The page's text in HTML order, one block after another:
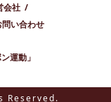
会社
問い合わせ
Reserved.